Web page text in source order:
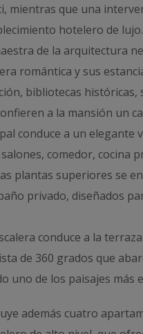
mientras que una
hotelero de lujo.
de la arquitectura
romántica y sus
bibliotecas
a la mansión un
conduce a un elegante
comedor, cocina
plantas superiores se
privado, diseñados
conduce a la
de 360 grados que
uno de los paisajes más
además cuatro